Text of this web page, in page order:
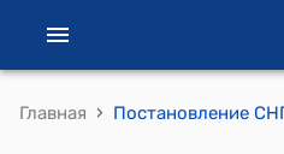
Главная ›